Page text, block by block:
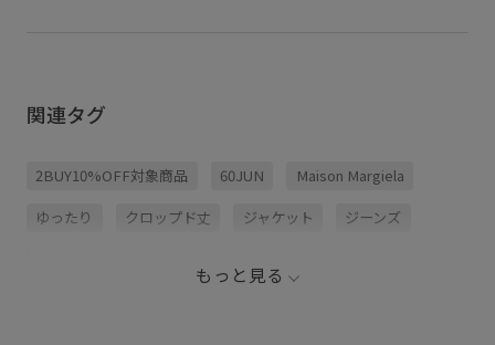
関連タグ
2BUY10%OFF対象商品 60JUN Maison Margiela
ゆったり クロップド丈 ジャケット ジーンズ
もっと見る